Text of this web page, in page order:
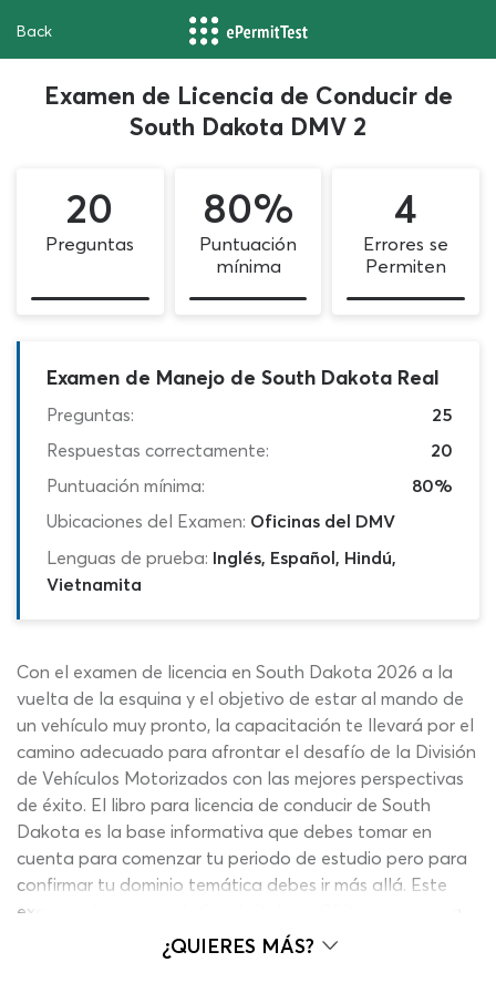
Back
Examen de Licencia de Conducir de
South Dakota DMV 2
20
Preguntas
80%
Puntuación
mínima
4
Errores se
Permiten
Examen de Manejo de South Dakota Real
Preguntas:
25
Respuestas correctamente:
20
Puntuación mínima:
80%
Ubicaciones del Examen: Oficinas del DMV
Lenguas de prueba: Inglés, Español, Hindú,
Vietnamita
Con el examen de licencia en South Dakota 2026 a la
vuelta de la esquina y el objetivo de estar al mando de
un vehículo muy pronto, la capacitación te llevará por el
camino adecuado para afrontar el desafío de la División
de Vehículos Motorizados con las mejores perspectivas
de éxito. El libro para licencia de conducir de South
Dakota es la base informativa que debes tomar en
cuenta para comenzar tu periodo de estudio pero para
confirmar tu dominio temática debes ir más allá. Este
examen de manejo de South Dakota 2026 te presenta
un efectivo recorrido de práctica para comprobar y
aumentar tus conocimientos gracias a una combinación
¿QUIERES MÁS?